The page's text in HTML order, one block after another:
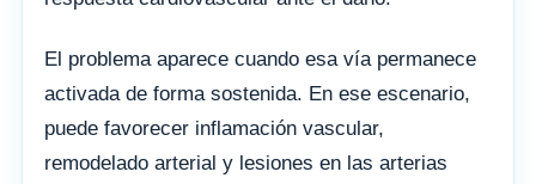
El problema aparece cuando esa vía permanece
activada de forma sostenida. En ese escenario,
puede favorecer inflamación vascular,
remodelado arterial y lesiones en las arterias